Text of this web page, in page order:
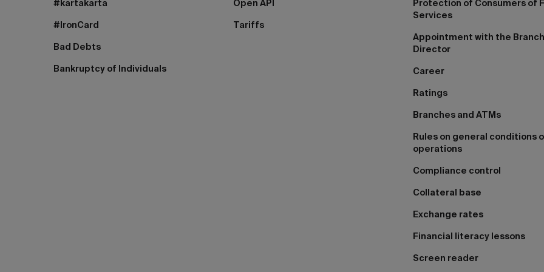
#kartakarta
#IronCard
Bad Debts
Bankruptcy of Individuals
Open API
Tariffs
Protection of Consumers of
Services
Appointment with the Branch
Director
Career
Ratings
Branches and ATMs
Rules on general conditions
operations
Compliance control
Collateral base
Exchange rates
Financial literacy lessons
Screen reader